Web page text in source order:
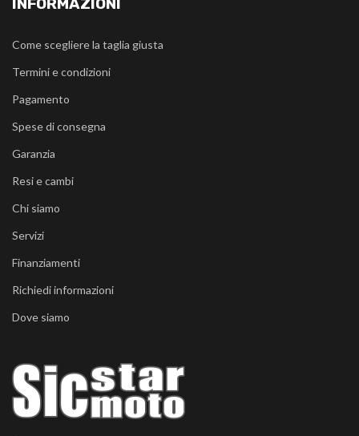
Come scegliere la taglia giusta
Termini e condizioni
Pagamento
Spese di consegna
Garanzia
Resi e cambi
Chi siamo
Servizi
Finanziamenti
Richiedi informazioni
Dove siamo